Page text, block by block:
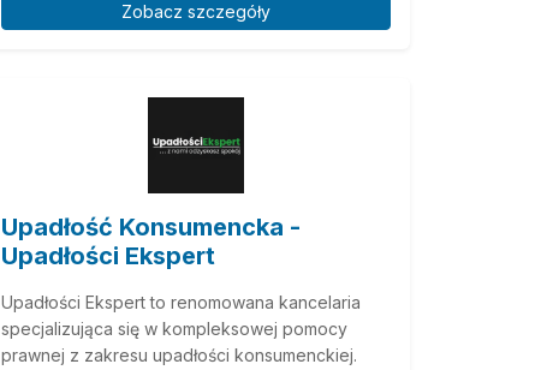
Zobacz szczegóły
Upadłość Konsumencka -
Upadłości Ekspert
Upadłości Ekspert to renomowana kancelaria
specjalizująca się w kompleksowej pomocy
prawnej z zakresu upadłości konsumenckiej.